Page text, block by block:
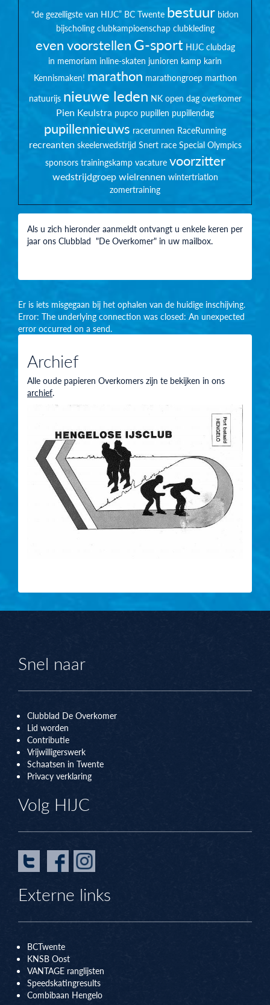
“de gezelligste van HIJC” BC Twente bestuur bidon
bijscholing clubkampioenschap clubkleding
even voorstellenG-sport HIJC clubdag
in memoriam inline-skaten junioren kamp karin
Kennismaken! marathon marathongroep marthon
natuurijs nieuwe leden NK open dag overkomer
Pien Keulstra pupco pupillen pupillendag
pupillennieuws racerunnen RaceRunning
recreanten skeelerwedstrijd Snert race Special Olympics
sponsors trainingskamp vacature voorzitter
wedstrijdgroepwielrennen wintertriatlon
zomertraining
Als u zich hieronder aanmeldt ontvangt u enkele keren per
jaar ons Clubblad "De Overkomer" in uw mailbox.
Er is iets misgegaan bij het ophalen van de huidige inschijving.
Error: The underlying connection was closed: An unexpected
error occurred on a send.
Archief
Alle oude papieren Overkomers zijn te bekijken in ons
archief.
Snel naar
Clubblad De Overkomer
Lid worden
Contributie
Vrijwilligerswerk
Schaatsen in Twente
Privacy verklaring
Volg HIJC
Externe links
BCTwente
KNSB Oost
VANTAGE ranglijsten
Speedskatingresults
Combibaan Hengelo